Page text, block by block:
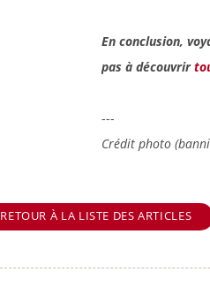
En conclusion,
pas à découvrir
---
Crédit photo
RETOUR À LA LISTE DES ARTICLES